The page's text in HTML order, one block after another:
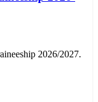
2026/2027.